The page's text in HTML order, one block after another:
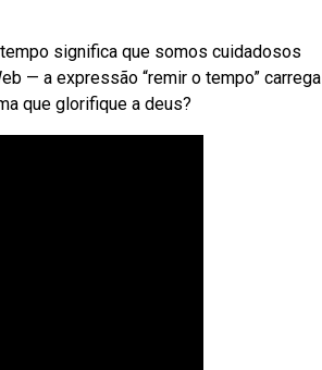
significa que somos cuidadosos
— a expressão “remir o tempo” carrega
que glorifique a deus?